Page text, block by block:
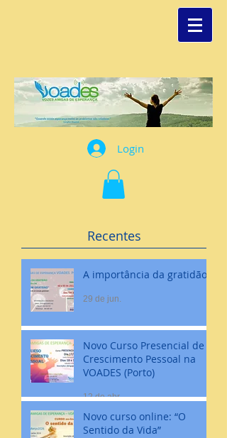
Login
Recentes
A importância da gratidão
29 de jun.
Novo Curso Presencial de
Crescimento Pessoal na
VOADES (Porto)
12 de abr.
Novo curso online: “O
Sentido da Vida”